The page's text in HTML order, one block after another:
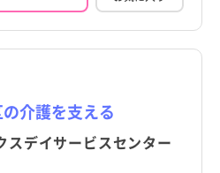
介護を支える
スデイサービスセンター